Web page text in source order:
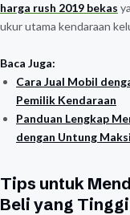
harga rush 2019 bekas
ukur utama kendaraan
Baca Juga:
Cara Jual Mobil
Pemilik Kendaraan
Panduan Lengkap
dengan Untung
Tips untuk
Beli yang